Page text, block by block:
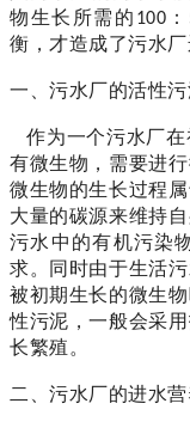
物生长所需的 100 ：
衡，才造成了污水
一、污水厂的活性污
作为一个污水厂在
有微生物，需要进
微生物的生长过程
大量的碳源来维持
污水中的有机污染
求。同时由于生活
被初期生长的微生
性污泥，一般会采
长繁殖。
二、污水厂的进水营